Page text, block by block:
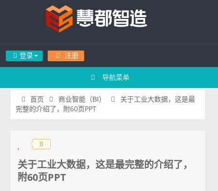
登录 注册
导航菜单
首页 商业智能（BI）
关于工业大数据，这是最
完整的介绍了，附60页PPT
◆◆ 0
关于工业大数据，这是最完整的介绍了，
附60页PPT